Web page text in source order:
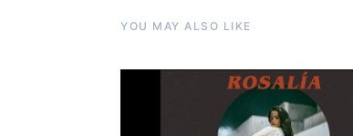
YOU MAY ALSO LIKE